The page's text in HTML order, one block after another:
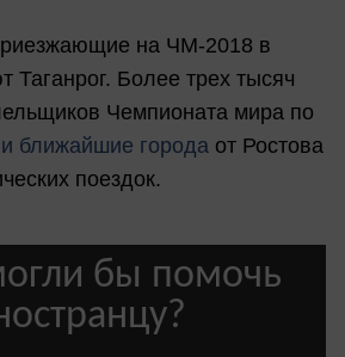
на ЧМ-2018 в
Таганрог. Более трех тысяч
Чемпионата мира по
ближайшие города от Ростова
поездок.